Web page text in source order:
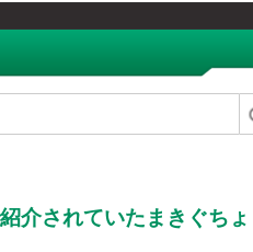
介されていたまきぐちょ